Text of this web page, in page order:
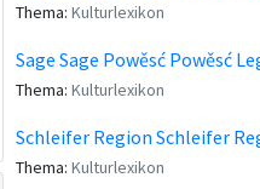
Thema: Kulturlexikon
Sage Sage Powěsć Powěsć
Thema: Kulturlexikon
Schleifer Region Schleifer
Thema: Kulturlexikon